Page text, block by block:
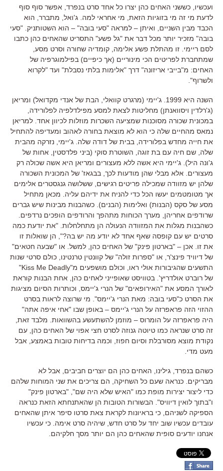
ועכשיו, כששני האחים כהן יצרו כל אחד סרט בנפרד, אפשר סוף סוף
לדעת מי זה מי בזוגיות הזאת, מי אחראי למה. ג'ואל, מתברר, הוא
הכבד מבין השניים, ואיתן – למראה "סעי בובה" – הוא השטותניק. "סעי
בובה" מזכיר יותר מכל דבר את "גל פשע" התסריט שהאחים כהן כתבו
לסם ריימי. זו מהתלת פשע אלימה, קומדיה שחורה וסרט מסע,
שמתחברת לפריטים הכי מינוריים (אך כיפיים) בפילמוגרפיה של
האחים: מ"בייבי אריזונה" דרך "אלימות בלתי נסבלת" ועד "לקרוא
ולשרוף".
השנה היא 1999. ג'יימי (מרגרט קוואלי, הבת של אנדי מקדואל) ומריאן
(ג'רלדין ויסוואנתן) מחליטות לצאת למסע מפילדלפיה לפלורידה,
במכונית שכורה מסוכנות שמציעה השכרות מוזלות לכיוון אחד. למריאן
נמאס מהחיים שלה כי הוא לא מוצאת בחורה לאהוב ומעדיפה להתחיל
את חייה מחדש בפלורידה, בבית של דודה שלה. ג'יימי, נזרקה מהבית
שלה, שם חיה עם בת זוגה, השוטרת סוקי (ביני פלדסטין, אחות של
ג'ונה היל). ג'יימי היא אשה ללא מעצורים ומריאן היא אשה שכולה רק
מעצורים. אלא מבלי שהן מודעות לכך, בבגאז' של המכונית השכורה
שלהן יש מזוודה שמכילה פריטים רגישים, ששלושה גנגסטרים אלימים
אך מטומטמים יעשו הכל כדי להניח את ידיהם עליה. מכאן מתחיל
מסע של סקס (הבנות) ואלימות (הבנים). כשהבנות מבינות שיש גברים
שרודפים אחריהן, מערך הכוחות מתהפך והרודפים הופכים נרדפים.
כשהבנות מגלות את המזוודה הנעולה הן מתחלחלות. "את יודעת כמה
סרטים יש עם קופסה שאף אחד לא יודע מה יש בה?", הן שואלות זו
את זו. אכן – "בארטון פינק" של האחים כהן, למשל. או "שבעה חטאים"
של דיוויד פינצ'ר, או "ספרות זולה" של קוונטין טרנטינו, כולם סרטי שנות
התשעים שהגיבורות אולי ראו, וכולם מושפעים מ"Kiss Me Deadly"
של רוברט אולדריץ'. בטוויסט שאופייני לאחים כהן, אחת הבנות קוראת
לאורך המסע את "האירופאים" של הנרי ג'יימס, וכותרות הסיום מציגות
את הסרט כ"סעי בובה: מאת הנרי ג'יימס". מי שרוצה לראות בסרט
ההזוי הזה פראפרזה על הנרי ג'יימס – באופן שבו "אחי איפה אתה"
היה פראפרזה על הומרוס – מוזמן להשתעשע בהשוואות. מלבד זאת,
זה סרט שנראה כמו טיוטה גנוזה לסרט חצי אפוי של האחים כהן, עם
נקודת מוצא מסורבלת וסיום חפוז, וכמה בדיחות טובות באמצע, אבל
מעט מדי.
כשהם בנפרד, גילינו, האחים כהן הם יוצרים חביבים, אבל לא
מבריקים. כנראה שעם כל השחיקה, הם צריכים את שני המוחות שלהם
כדי ליצור יצירות מופת כמו "האיש שלא היה שם", "בארטון פינק"
ו"בתוך לואין דיוויס". הבשורות הטובות הן שהאתנחתא הזאת כנראה
הספיקה לשניהם, כי בראיונות לקראת צאת סרטו סיפר איתן שהאחים
עובדים עכשיו שוב יחד על סרט חדש, שיהיה סרט אימה. כי עכשיו
אנחנו יודעים סופית שהאחים כהן הם יותר מסך חלקיהם.